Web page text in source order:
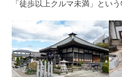
「徒歩以上クルマ未満」とい